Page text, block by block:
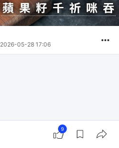
2026-05-28 17:06
9